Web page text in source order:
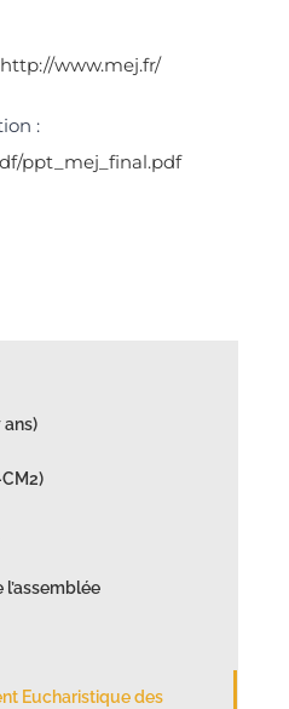
http://www.mej.fr/
:
ppt_mej_final.pdf
ans)
l’assemblée
Eucharistique des